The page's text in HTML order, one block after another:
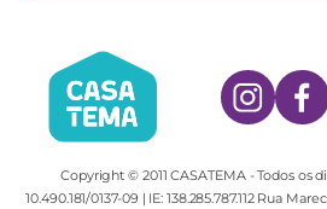
Copyright © 2011 CASATEMA - Todos os
10.490.181/0137-09 | IE: 138.285.787.112 Rua